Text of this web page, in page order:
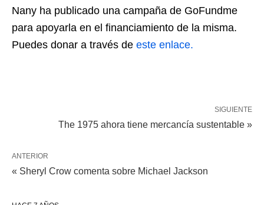
Nany ha publicado una campaña de GoFundme
para apoyarla en el financiamiento de la misma.
Puedes donar a través de este enlace.
SIGUIENTE
The 1975 ahora tiene mercancía sustentable »
ANTERIOR
« Sheryl Crow comenta sobre Michael Jackson